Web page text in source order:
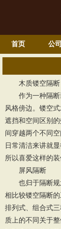
首页 公司
木质镂空隔断
作为一种隔断
风格傍边。镂空
遮挡和空间区别
间穿越两个不同
日常清洁来讲就
所以喜爱这样的
屏风隔断
也归于隔断规划
相比较镂空隔断
排列式、组合式
质上的不同关于